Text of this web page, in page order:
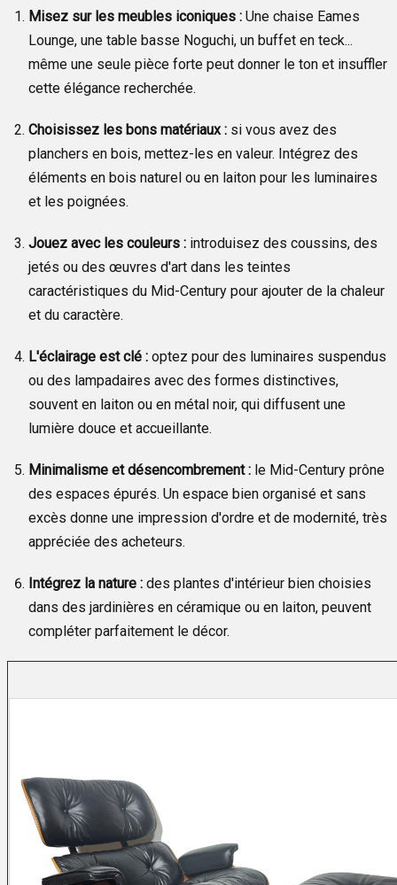
Misez sur les meubles iconiques : Une chaise Eames
Lounge, une table basse Noguchi, un buffet en teck...
même une seule pièce forte peut donner le ton et insuffler
cette élégance recherchée.
Choisissez les bons matériaux : si vous avez des
planchers en bois, mettez-les en valeur. Intégrez des
éléments en bois naturel ou en laiton pour les luminaires
et les poignées.
Jouez avec les couleurs : introduisez des coussins, des
jetés ou des œuvres d'art dans les teintes
caractéristiques du Mid-Century pour ajouter de la chaleur
et du caractère.
L'éclairage est clé : optez pour des luminaires suspendus
ou des lampadaires avec des formes distinctives,
souvent en laiton ou en métal noir, qui diffusent une
lumière douce et accueillante.
Minimalisme et désencombrement : le Mid-Century prône
des espaces épurés. Un espace bien organisé et sans
excès donne une impression d'ordre et de modernité, très
appréciée des acheteurs.
Intégrez la nature : des plantes d'intérieur bien choisies
dans des jardinières en céramique ou en laiton, peuvent
compléter parfaitement le décor.